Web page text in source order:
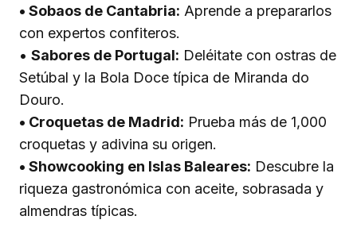
• Sobaos de Cantabria: Aprende a prepararlos
con expertos confiteros.
• Sabores de Portugal: Deléitate con ostras de
Setúbal y la Bola Doce típica de Miranda do
Douro.
• Croquetas de Madrid: Prueba más de 1,000
croquetas y adivina su origen.
• Showcooking en Islas Baleares: Descubre la
riqueza gastronómica con aceite, sobrasada y
almendras típicas.